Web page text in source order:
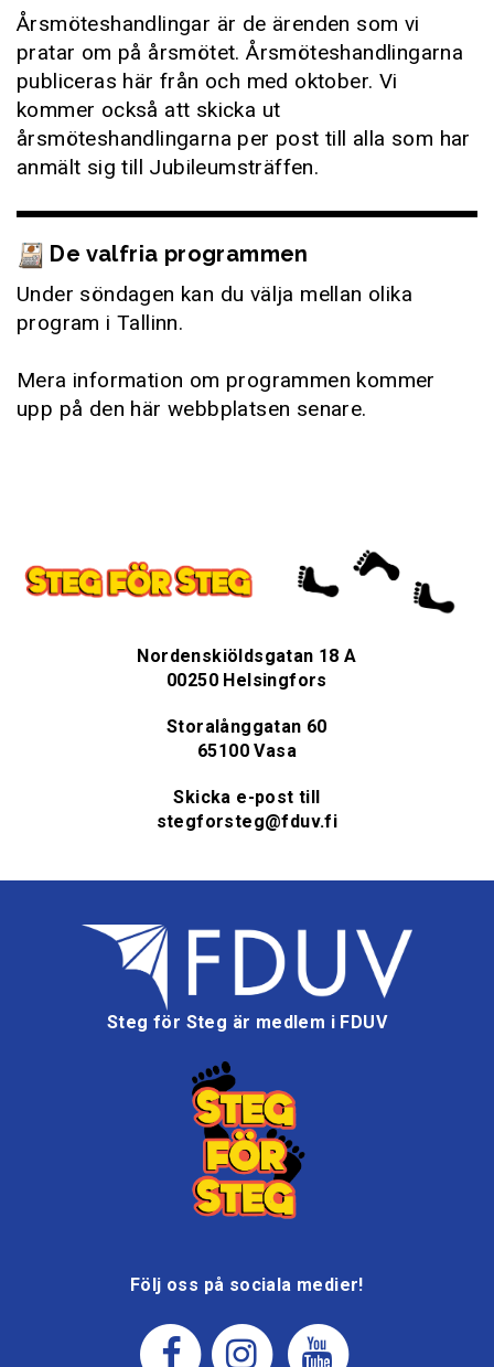
Årsmöteshandlingar är de ärenden som vi
pratar om på årsmötet. Årsmöteshandlingarna
publiceras här från och med oktober. Vi
kommer också att skicka ut
årsmöteshandlingarna per post till alla som har
anmält sig till Jubileumsträffen.
De valfria programmen
Under söndagen kan du välja mellan olika
program i Tallinn.
Mera information om programmen kommer
upp på den här webbplatsen senare.
Nordenskiöldsgatan 18 A
00250 Helsingfors
Storalånggatan 60
65100 Vasa
Skicka e-post till
stegforsteg@fduv.fi
Steg för Steg är medlem i FDUV
Följ oss på sociala medier!